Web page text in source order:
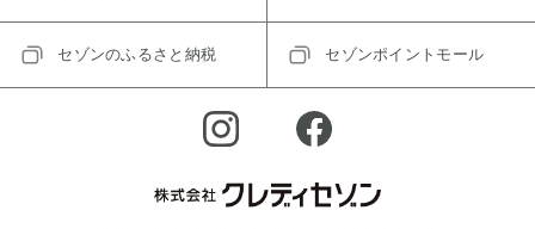
セゾンのふるさと納税 セゾンポイントモール